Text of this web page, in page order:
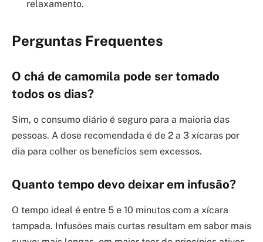
relaxamento.
Perguntas Frequentes
O chá de camomila pode ser tomado
todos os dias?
Sim, o consumo diário é seguro para a maioria das
pessoas. A dose recomendada é de 2 a 3 xícaras por
dia para colher os benefícios sem excessos.
Quanto tempo devo deixar em infusão?
O tempo ideal é entre 5 e 10 minutos com a xícara
tampada. Infusões mais curtas resultam em sabor mais